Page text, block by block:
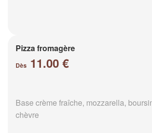
Pizza fromagère
Dès 11.00 €
Base crème fraîche, mozzarella,
chèvre